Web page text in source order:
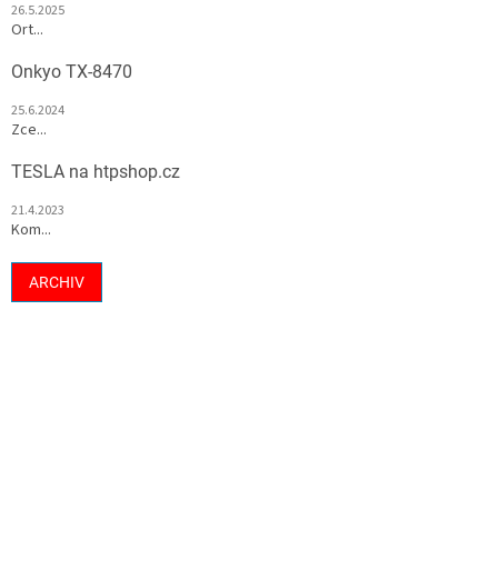
26.5.2025
Ort...
Onkyo TX-8470
25.6.2024
Zce...
TESLA na htpshop.cz
21.4.2023
Kom...
ARCHIV